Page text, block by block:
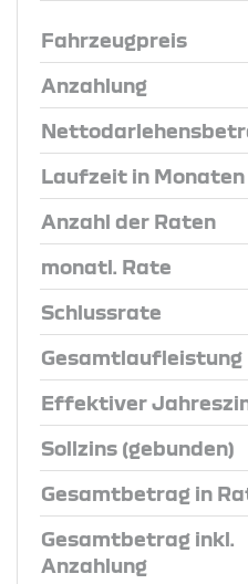
Fahrzeugpreis
Anzahlung
Laufzeit in Monaten
Anzahl der Raten
monatl. Rate
Schlussrate
Gesamtlaufleistung
Effektiver
Sollzins (gebunden)
Gesamtbetrag in
Gesamtbetrag inkl.
Anzahlung